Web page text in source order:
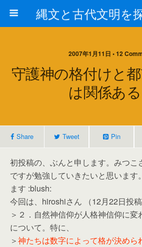
2007年1月11日 • 12
守護神の格付けと
は関係あ
Share Tweet Pin
初投稿の、ぶんと申します。みつこ
ですが勉強していきたいと思います
ます :blush:
今回は、hiroshiさん （12月22日投
＞２．自然神信仰が人格神信仰に変
について。特に、
＞神たちは数字によって格が決めら